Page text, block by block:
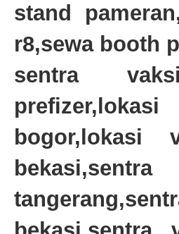
stand
r8,sewa booth
sentra
bogor,lokasi